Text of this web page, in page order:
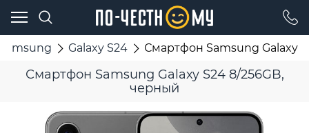
Galaxy S24 Смартфон Samsung Galaxy
Смартфон Samsung Galaxy S24 8/256GB,
черный